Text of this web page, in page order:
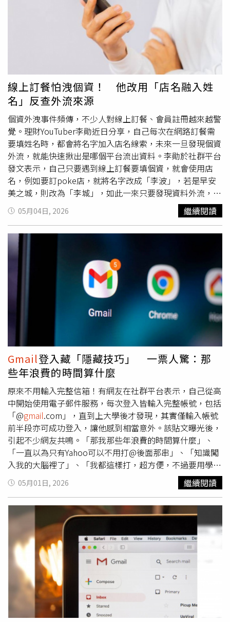
Email（a0987170153@gmail.com）與他們聯繫，期盼用
工作帶他走出陰影。唐治平幼時和爸媽的合照，模樣十分可
愛。（圖／報系資料照）其實唐治平的精神危機，或許與他
長久以來缺乏歸屬感的成長背景相關，爸爸是泰國華僑，且
家族是全球最大的魚露商，唐治平在泰國曼谷出生，雖持泰
國護照卻不太會說泰文，甚至曾因語言不通遭泰國海關質疑
護照造假，一度被帶進小黑屋。他雖隨母親長居台灣，卻始
終沒能取得身分證，僅能以工作簽證換取居留，過去在中國
發展期間，更曾因在台無收入導致無法辦工作簽證，曾長達
4年無法回台探母。這段無根的歲月，曾讓他深受打擊，過
去受訪時，唐治平悲嘆，自己在台灣沒有身分，到了泰國又
無法融入，「我從小就沒有歸屬感，走到哪好像都不是我的
家」、「我到哪裡都活得好辛苦」，令人鼻酸，經過多年的
努力，他才在2021年取得永久居留證。
線上訂餐怕洩個資！ 他改用「店名融入姓
名」反查外流來源
個資外洩事件頻傳，不少人對線上訂餐、會員註冊越來越警
覺。理財YouTuber李勛近日分享，自己每次在網路訂餐需
要填姓名時，都會將名字加入店名線索，未來一旦發現個資
外流，就能快速揪出是哪個平台流出資料。李勛於社群平台
發文表示，自己只要遇到線上訂餐要填個資，就會使用店
名，例如要訂poke店，就將名字改成「李波」，若是早安
美之城，則改為「李城」，如此一來只要發現資料外流，就
能清楚知道是從哪裡流出去。貼文曝光後，迅速吸引超過
1.7萬人按讚，不少網友紛紛在底下留言，「幫你遞高麗菜
桌申請書」、「好聰明！留友看保護自己」、「大聰明你還
有被哪些店外流，快公布出來」、「最近有遇到幾間，還要
身分證號真的過分了」、「之前節目看過！好像沈玉琳說
的，但是是註冊帳號，yahoo叫沈奇摩，gmail就沈估狗這
樣」、「點餐要留電話的，我都直接說不留，硬要就讓他隨
便打……疫情都過去多久了，當年大家肯留是因為防疫，不
是讓你們蒐集用的」。也有人指出，「其實店家很少在外流
個資，比較多是點餐系統的平台資安沒做好」、「如果是要
填mail的，其實可以在你的mail後面加+然後平台名稱，例
.com，不會影響收信，而且Gmail
還可以看到你是用哪個信箱收到的（會含+），就可以知道
是哪個平台外流」。
05月04日, 2026 繼續閱讀
Gmail登入藏「隱藏技巧」 一票人驚：那
些年浪費的時間算什麼
原來不用輸入完整信箱！有網友在社群平台表示，自己從高
中開始使用電子郵件服務，每次登入皆輸入完整帳號，包括
「@gmail.com」，直到上大學後才發現，其實僅輸入帳號
前半段亦可成功登入，讓他感到相當意外。該貼文曝光後，
引起不少網友共鳴。「那我那些年浪費的時間算什麼」、
「一直以為只有Yahoo可以不用打@後面那串」、「知識闖
入我的大腦裡了」、「我都這樣打，超方便，不過要用學校
信箱的時候就會忘記，然後都會卡很久」、「原來我也贏了
別人這麼多年嗎？」、「前陣子不小心誤觸才知道，但學校
帳號還是得乖乖打完變得很麻煩」、「我到30+了才知道，
感謝分享」。另一方面，Google近期亦推出與帳號相關的
新功能，允許部分用戶更改
使用者名稱，且不影響既
有資料與服務內容。此項功能目前僅在美國地區開放，未來
預計逐步擴展至其他國家。根據官方規範，每個帳號最多可
更改使用者名稱三次，並可隨時恢復為舊名稱。此舉在提升
使用彈性的同時，也設有次數限制，以避免帳號識別遭到濫
用或頻繁變動。
05月01日, 2026 繼續閱讀